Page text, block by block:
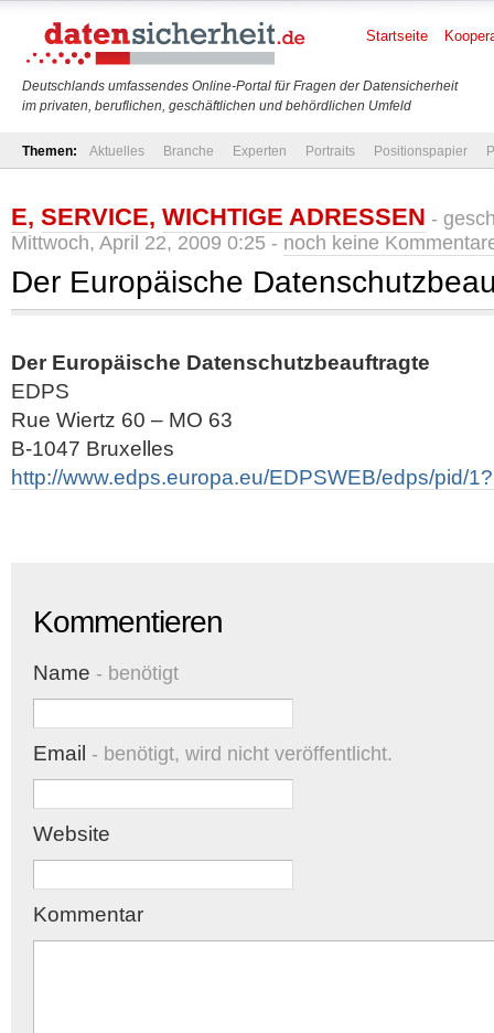
Deutschlands umfassendes Online-Portal für Fragen der Datensicherheit
im privaten, beruflichen, geschäftlichen und behördlichen Umfeld
Startseite
Themen: Aktuelles Branche Experten Portraits Positionspapier
E, SERVICE, WICHTIGE ADRESSEN -
Mittwoch, April 22, 2009 0:25 - noch keine
Der Europäische
Der Europäische Datenschutzbeauftragte
EDPS
Rue Wiertz 60 – MO 63
B-1047 Bruxelles
http://www.edps.europa.eu/EDPSWEB/edps/pid/
Kommentieren
Name - benötigt
Email - benötigt, wird nicht veröffentlicht.
Website
Kommentar